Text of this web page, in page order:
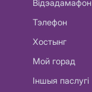
Відэадамафон
Тэлефон
Хостынг
Мой горад
Іншыя паслугі